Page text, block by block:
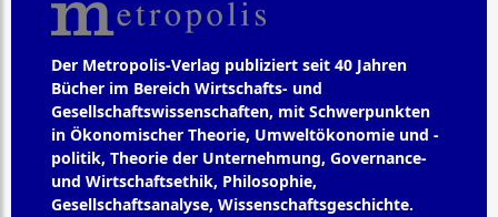
Der Metropolis-Verlag publiziert seit 40 Jahren
Bücher im Bereich Wirtschafts- und
Gesellschaftswissenschaften, mit Schwerpunkten
in Ökonomischer Theorie, Umweltökonomie und -
politik, Theorie der Unternehmung, Governance-
und Wirtschaftsethik, Philosophie,
Gesellschaftsanalyse, Wissenschaftsgeschichte.